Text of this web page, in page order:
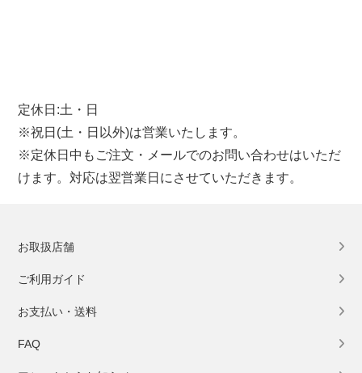
定休日:土・日
※祝日(土・日以外)は営業いたします。
※定休日中もご注文・メールでのお問い合わせはいただ
けます。対応は翌営業日にさせていただきます。
お取扱店舗
ご利用ガイド
お支払い・送料
FAQ